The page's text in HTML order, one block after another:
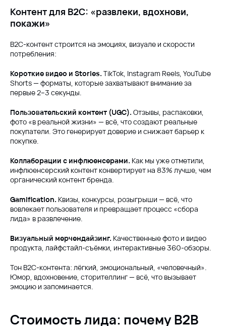
Контент для B2C: «развлеки, вдохнови,
покажи»
B2C-контент строится на эмоциях, визуале и скорости
потребления:
Короткие видео и Stories. TikTok, Instagram Reels, YouTube
Shorts — форматы, которые захватывают внимание за
первые 2–3 секунды.
Пользовательский контент (UGC). Отзывы, распаковки,
фото «в реальной жизни» — всё, что создают реальные
покупатели. Это генерирует доверие и снижает барьер к
покупке.
Коллаборации с инфлюенсерами. Как мы уже отметили,
инфлюенсерский контент конвертирует на 83% лучше, чем
органический контент бренда.
Gamification. Квизы, конкурсы, розыгрыши — всё, что
вовлекает пользователя и превращает процесс «сбора
лида» в развлечение.
Визуальный мерчендайзинг. Качественные фото и видео
продукта, лайфстайл-съёмки, интерактивные 360-обзоры.
Тон B2C-контента: лёгкий, эмоциональный, «человечный».
Юмор, вдохновение, сторителлинг — всё, что вызывает
эмоцию и запоминается.
Стоимость лида: почему B2B